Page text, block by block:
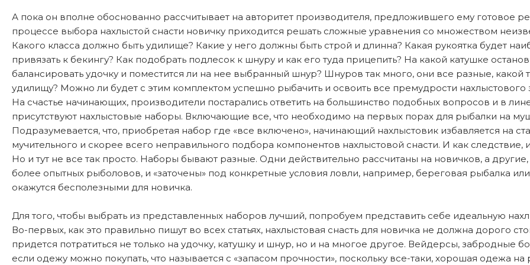
А пока он вполне обоснованно рассчитывает на авторитет производителя, предложившего ему готовое
процессе выбора нахлыстой снасти новичку приходится решать сложные уравнения со множеством
Какого класса должно быть удилище? Какие у него должны быть строй и длинна? Какая рукоятка будет
привязать к бекингу? Как подобрать подлесок к шнуру и как его туда прицепить? На какой катушке
балансировать удочку и поместится ли на нее выбранный шнур? Шнуров так много, они все разные,
удилищу? Можно ли будет с этим комплектом успешно рыбачить и освоить все премудрости нахлыстового
На счастье начинающих, производители постарались ответить на большинство подобных вопросов и в
присутствуют нахлыстовые наборы. Включающие все, что необходимо на первых порах для рыбалки на
Подразумевается, что, приобретая набор где «все включено», начинающий нахлыстовик избавляется на
мучительного и скорее всего неправильного подбора компонентов нахлыстовой снасти. И как
Но и тут не все так просто. Наборы бывают разные. Одни действительно рассчитаны на новичков, а
более опытных рыболовов, и «заточены» под конкретные условия ловли, например, береговая рыбалка
окажутся бесполезными для новичка.
Для того, чтобы выбрать из представленных наборов лучший, попробуем представить себе идеальную
Во-первых, как это правильно пишут во всех статьях, нахлыстовая снасть для новичка не должна дорого
придется потратиться не только на удочку, катушку и шнур, но и на многое другое. Вейдерсы, забродные
если одежу можно покупать, что называется с «запасом прочности», поскольку все-таки, хорошая одежа